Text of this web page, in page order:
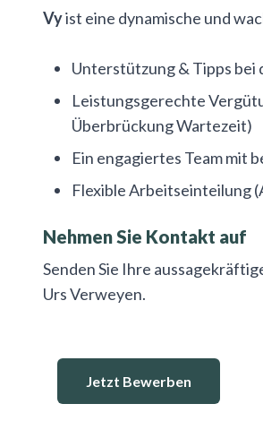
Vyist eine dynamische und
Unterstützung & Tipps
Leistungsgerechte
Überbrückung Wartezeit)
Ein engagiertes Team mit
Flexible Arbeitseinteilung
Nehmen Sie Kontakt auf
Senden Sie Ihre
Urs Verweyen.
Jetzt Bewerben